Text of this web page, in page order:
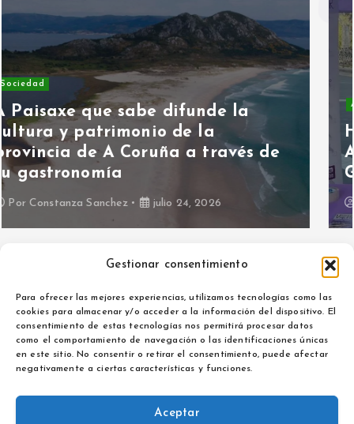
Gestionar consentimiento
Para ofrecer las mejores experiencias, utilizamos tecnologías como las
cookies para almacenar y/o acceder a la información del dispositivo. El
consentimiento de estas tecnologías nos permitirá procesar datos
como el comportamiento de navegación o las identificaciones únicas
en este sitio. No consentir o retirar el consentimiento, puede afectar
negativamente a ciertas características y funciones.
Aceptar
Asociaciones
Hoy hablamos con Asociación
ALMA contra la Violencia de
Género
PorMaria Izquierdo julio 15, 2026
Aviso legal
Política de privacidad